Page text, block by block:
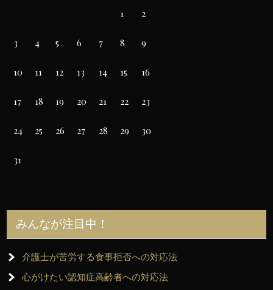
1
2
3 4 5 6 7 8 9
10 11 12 13 14 15 16
17 18 19 20 21 22 23
24 25 26 27 28 29 30
31
みんなが注目中！
介護士が苦労する食事拒否への対応法
心がけたい認知症高齢者への対応法